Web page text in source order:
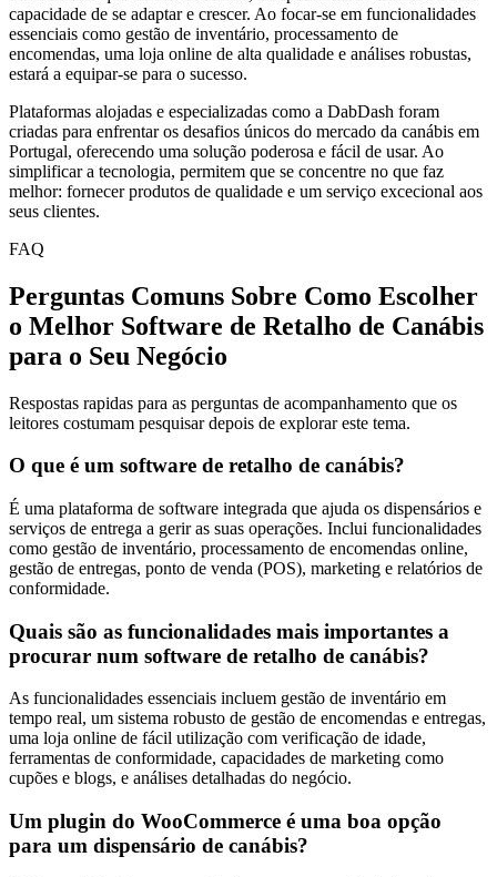
capacidade de se adaptar e crescer. Ao focar-se em funcionalidades
essenciais como gestão de inventário, processamento de
encomendas, uma loja online de alta qualidade e análises robustas,
estará a equipar-se para o sucesso.
Plataformas alojadas e especializadas como a DabDash foram
criadas para enfrentar os desafios únicos do mercado da canábis em
Portugal, oferecendo uma solução poderosa e fácil de usar. Ao
simplificar a tecnologia, permitem que se concentre no que faz
melhor: fornecer produtos de qualidade e um serviço excecional aos
seus clientes.
FAQ
Perguntas Comuns Sobre Como Escolher
o Melhor Software de Retalho de Canábis
para o Seu Negócio
Respostas rapidas para as perguntas de acompanhamento que os
leitores costumam pesquisar depois de explorar este tema.
O que é um software de retalho de canábis?
É uma plataforma de software integrada que ajuda os dispensários e
serviços de entrega a gerir as suas operações. Inclui funcionalidades
como gestão de inventário, processamento de encomendas online,
gestão de entregas, ponto de venda (POS), marketing e relatórios de
conformidade.
Quais são as funcionalidades mais importantes a
procurar num software de retalho de canábis?
As funcionalidades essenciais incluem gestão de inventário em
tempo real, um sistema robusto de gestão de encomendas e entregas,
uma loja online de fácil utilização com verificação de idade,
ferramentas de conformidade, capacidades de marketing como
cupões e blogs, e análises detalhadas do negócio.
Um plugin do WooCommerce é uma boa opção
para um dispensário de canábis?